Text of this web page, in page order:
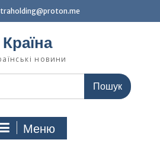
Країна
новини
Меню